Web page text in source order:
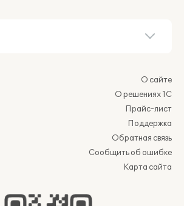
О сайте
О решениях 1С
Прайс-лист
Поддержка
Обратная связь
Сообщить об ошибке
Карта сайта